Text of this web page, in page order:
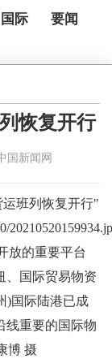
国际
要闻
恢复开行
国新闻网
班列恢复开行"
放的重要平台
、国际贸易物资
)国际陆港已成
线重要的国际物
博 摄